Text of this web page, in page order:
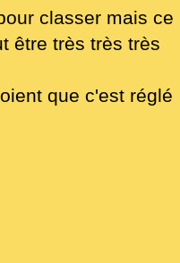
classer mais ce
être très très très
que c'est réglé